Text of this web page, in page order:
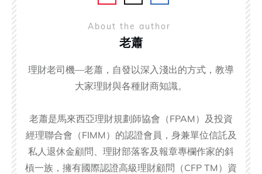
About the author
老蕭
理財老司機—老蕭，自發以深入淺出的方式，教導
大家理財與各種財商知識。
老蕭是馬來西亞理財規劃師協會（FPAM）及投資
經理聯合會（FIMM）的認證會員，身兼單位信託及
私人退休金顧問、理財部落客及報章專欄作家的斜
槓一族，擁有國際認證高級理財顧問（CFP TM）資